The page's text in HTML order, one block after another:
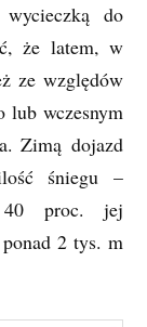
do
że latem, w
ze względów
lub wczesnym
Zimą dojazd
śniegu –
40 proc. jej
2 tys. m